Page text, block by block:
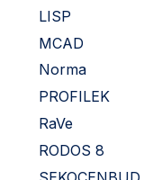
LISP
MCAD
Norma
PROFILEK
RaVe
RODOS 8